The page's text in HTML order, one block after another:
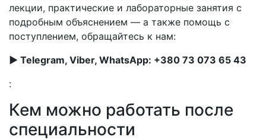
лекции, практические и лабораторные занятия с
подробным объяснением — а также помощь с
поступлением, обращайтесь к нам:
► Telegram, Viber, WhatsApp: +380 73 073 65 43
:
Кем можно работать после
специальности